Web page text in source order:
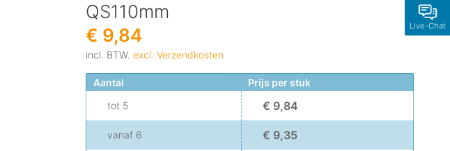
Live-Chat
QS110mm
€ 9,84
incl. BTW. excl. Verzendkosten
Aantal
Prijs per stuk
tot 5 € 9,84
vanaf 6 € 9,35